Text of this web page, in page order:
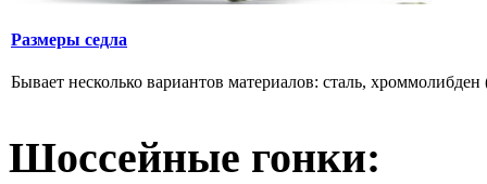
Размеры седла
Бывает несколько вариантов материалов: сталь,
Шоссейные гонки: